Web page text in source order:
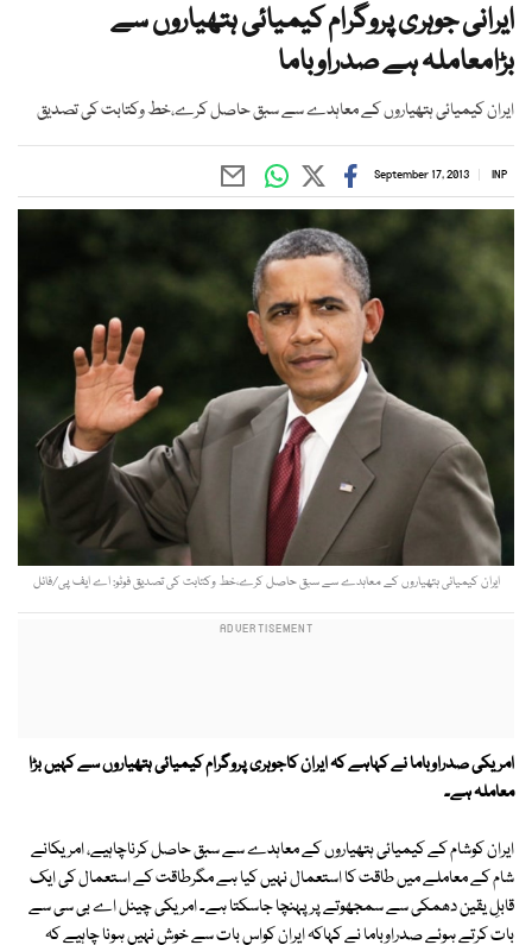
ایرانی جوہری پروگرام کیمیائی ہتھیاروں سے
بڑامعاملہ ہے صدراوباما
ایران کیمیائی ہتھیاروں کے معاہدے سے سبق حاصل کرے،خط وکتابت کی تصدیق
INP
September 17, 2013
ایران کیمیائی ہتھیاروں کے معاہدے سے سبق حاصل کرے،خط وکتابت کی تصدیق فوٹو: اے ایف پی/فائل
امریکی صدراوباما نے کہاہے کہ ایران کاجوہری پروگرام کیمیائی ہتھیاروں سے کہیں بڑا
معاملہ ہے۔
ایران کوشام کے کیمیائی ہتھیاروں کے معاہدے سے سبق حاصل کرناچاہیے، امریکانے
شام کے معاملے میں طاقت کا استعمال نہیں کیا ہے مگرطاقت کے استعمال کی ایک
قابلِ یقین دھمکی سے سمجھوتے پرپہنچا جاسکتا ہے۔ امریکی چینل اے بی سی سے
بات کرتے ہوئے صدراوباما نے کہاکہ ایران کواس بات سے خوش نہیں ہونا چاہیے کہ